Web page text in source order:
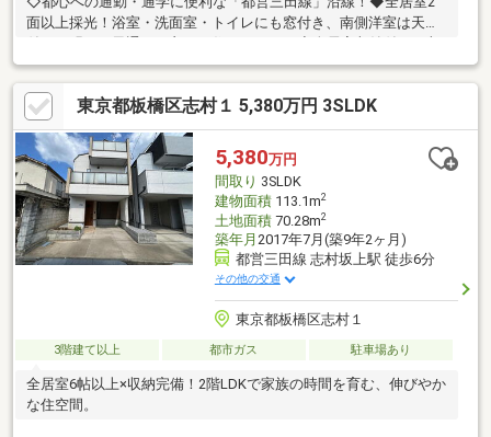
面以上採光！浴室・洗面室・トイレにも窓付き、南側洋室は天窓
納が豊富で快適な暮らしをお送りいただけます。◆キッチン背面
のスペースにゆとりがあり、圧迫感なく家電や収納を配置できま
す。◇浴室乾燥機・ビルトイン食洗器等、生活を便利にする設備
が整っています。◆駐車スペース有！前面道路もゆとりがあるた
め、駐車がしやすいです。 物件のメリット、デメリットを余すと
ころなくお伝えします！定休日なし、19時以降のご案内・スキマ
時間でのご見学もお気軽にお申し付けください。
東京都板橋区志村１ 5,380万円 3SLDK
5,380万円
間取り 3SLDK
建物面積113.1m2
土地面積70.28m2
築年月 2017年7月(築9年2ヶ月)
都営三田線 志村坂上駅 徒歩6分
その他の交通
東京都板橋区志村１
3階建て以上 都市ガス 駐車場あり
全居室6帖以上×収納完備！2階LDKで家族の時間を育む、伸びやか
な住空間。